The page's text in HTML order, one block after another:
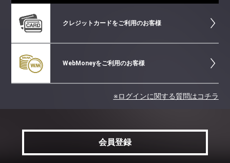
クレジットカードをご利用のお客様
WebMoneyをご利用のお客様
※ログインに関する質問はコチラ
会員登録